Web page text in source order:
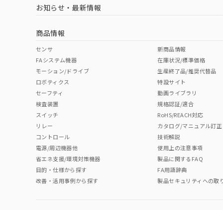
中国 RoHS 注意事項・凡例
中国 RoHS表
Pb Hg Cr(VI)
"対応済み"や非含有の記載がされた商品であっても、流通
非含有品が必要な際は、弊社営業部門もしくは販売店へお
（イギリス
（ノルウェー
お知らせ・最新情報
商品情報
センサ
FAシステム機器
モーション/ドライブ
ロボティクス
セーフティ
検査装置
スイッチ
リレー
コントロール
電源/周辺機器他
省エネ支援/環境対策機器
目的・仕様から探す
改善・活用事例から探す
新商品情報
在庫状況/標準価格
生産終了品/推奨代替品
特設サイト
動画ライブラリ
規格認証/適合
RoHS/REACH対応
カタログ/マニュアル訂正
技術解説
使用上の注意事項
製品に関するFAQ
FA用語辞典
製品セキュリティへの取